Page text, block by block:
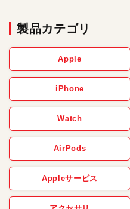
製品カテゴリ
Apple
iPhone
Watch
AirPods
Appleサービス